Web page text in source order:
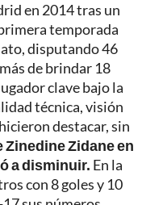
en 2014 tras un
temporada
disputando 46
de brindar 18
clave bajo la
técnica, visión
destacar, sin
Zinedine Zidane en
a disminuir. En la
con 8 goles y 10